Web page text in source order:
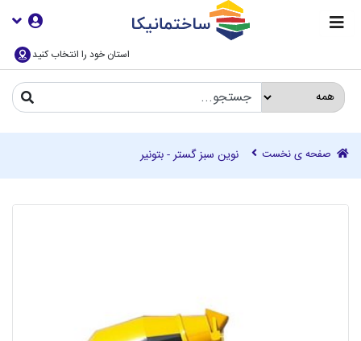
استان خود را انتخاب کنید
صفحه ی نخست نوین سبز گستر - بتونیر